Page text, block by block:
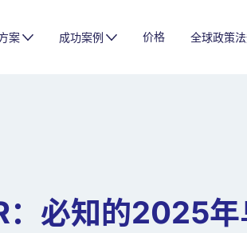
案 成功案例 价格 全球政策
：必知的2025年